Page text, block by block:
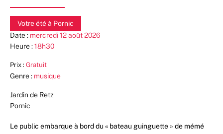
Votre été à Pornic
Date : mercredi 12 août 2026
Heure :18h30
Prix : Gratuit
Genre : musique
Jardin de Retz
Pornic
Le public embarque à bord du « bateau guinguette » de mémé